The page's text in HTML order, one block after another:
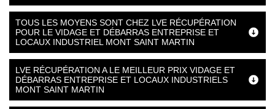
TOUS LES MOYENS SONT CHEZ LVE RÉCUPÉRATION
POUR LE VIDAGE ET DÉBARRAS ENTREPRISE ET
LOCAUX INDUSTRIEL MONT SAINT MARTIN
LVE RÉCUPÉRATION A LE MEILLEUR PRIX VIDAGE ET
DÉBARRAS ENTREPRISE ET LOCAUX INDUSTRIELS
MONT SAINT MARTIN